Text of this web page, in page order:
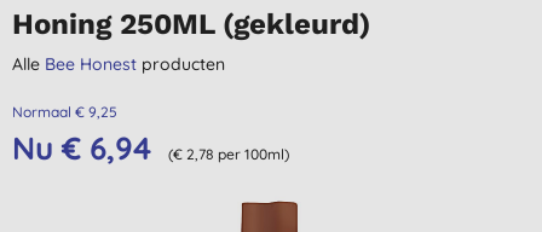
Honing 250ML (gekleurd)
Alle Bee Honest producten
Normaal € 9,25
Nu € 6,94 (€ 2,78 per 100ml)